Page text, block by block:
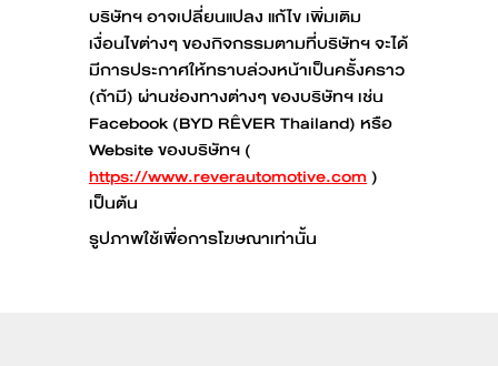
บริษัทฯ อาจเปลี่ยนแปลง แก้ไข เพิ่มเติม
เงื่อนไขต่างๆ ของกิจกรรมตามที่บริษัทฯ จะได้
มีการประกาศให้ทราบล่วงหน้าเป็นครั้งคราว
(ถ้ามี) ผ่านช่องทางต่างๆ ของบริษัทฯ เช่น
Facebook (BYD RÊVER Thailand) หรือ
Website ของบริษัทฯ (
https://www.reverautomotive.com)
เป็นต้น
รูปภาพใช้เพื่อการโฆษณาเท่านั้น